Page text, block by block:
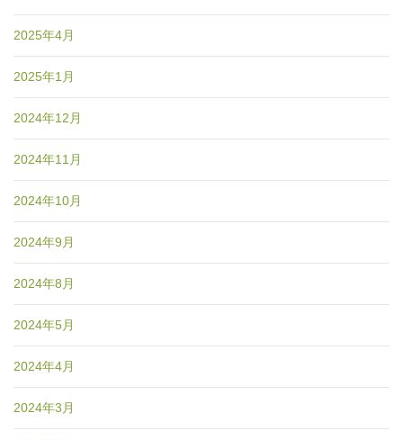
2025年4月
2025年1月
2024年12月
2024年11月
2024年10月
2024年9月
2024年8月
2024年5月
2024年4月
2024年3月